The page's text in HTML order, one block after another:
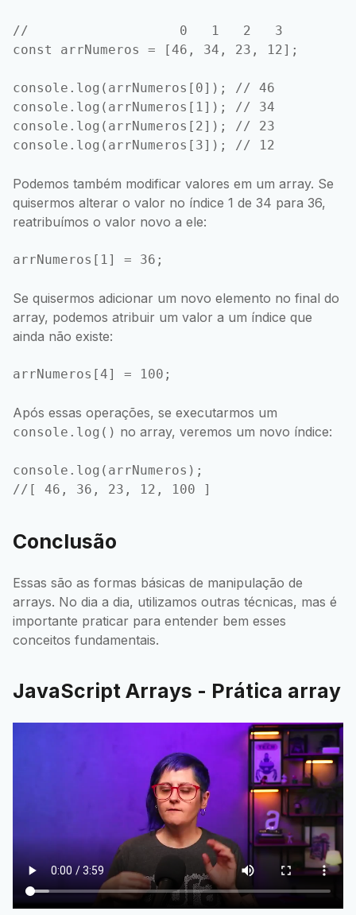
//                   0   1   2   3
const arrNumeros = [46, 34, 23, 12];
console.log(arrNumeros[0]); // 46
console.log(arrNumeros[1]); // 34
console.log(arrNumeros[2]); // 23
Podemos também modificar valores em um array. Se
quisermos alterar o valor no índice 1 de 34 para 36,
reatribuímos o valor novo a ele:
Se quisermos adicionar um novo elemento no final do
array, podemos atribuir um valor a um índice que
ainda não existe:
Após essas operações, se executarmos um
console.log() no array, veremos um novo índice:
console.log(arrNumeros);
Conclusão
Essas são as formas básicas de manipulação de
arrays. No dia a dia, utilizamos outras técnicas, mas é
importante praticar para entender bem esses
conceitos fundamentais.
JavaScript Arrays - Prática array